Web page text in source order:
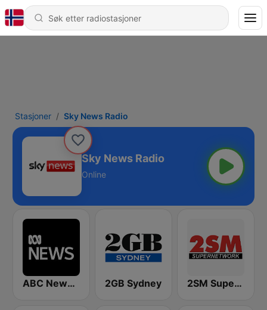
Stasjoner Sky News Radio
Sky News Radio
Online
ABC News Radio 2GB Sydney 2SM Super Radio